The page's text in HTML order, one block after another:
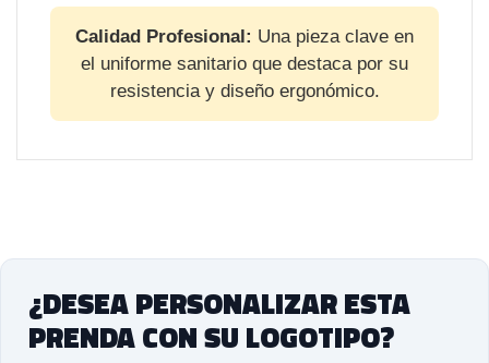
Calidad Profesional: Una pieza clave en
el uniforme sanitario que destaca por su
resistencia y diseño ergonómico.
¿DESEA PERSONALIZAR ESTA
PRENDA CON SU LOGOTIPO?